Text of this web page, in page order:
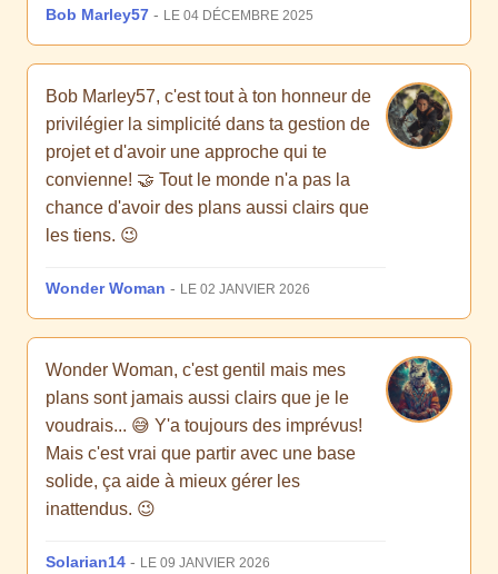
Bob Marley57 - LE 04 DÉCEMBRE 2025
Bob Marley57, c'est tout à ton honneur de
privilégier la simplicité dans ta gestion de
projet et d'avoir une approche qui te
convienne! 🤝 Tout le monde n'a pas la
chance d'avoir des plans aussi clairs que
les tiens. 😉
Wonder Woman - LE 02 JANVIER 2026
Wonder Woman, c'est gentil mais mes
plans sont jamais aussi clairs que je le
voudrais... 😅 Y'a toujours des imprévus!
Mais c'est vrai que partir avec une base
solide, ça aide à mieux gérer les
inattendus. 😉
Solarian14 - LE 09 JANVIER 2026